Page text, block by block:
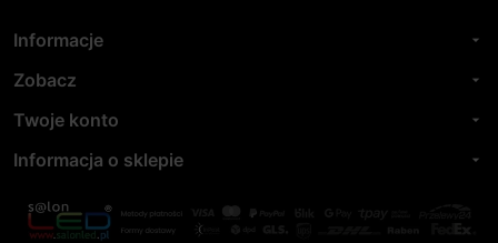
Informacje arrow_drop_down
Zobacz arrow_drop_down
Twoje konto arrow_drop_down
Informacja o sklepie arrow_drop_down